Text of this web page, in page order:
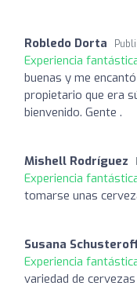
Robledo Dorta
Experiencia
buenas y me
propietario que era
bienvenido. Gente .
Mishell Rodríguez
Experiencia
tomarse unas
Susana
Experiencia
variedad de